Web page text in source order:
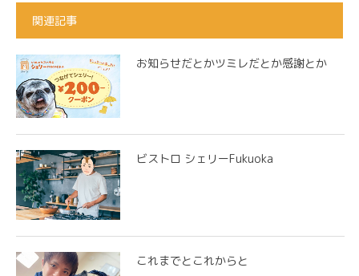
関連記事
お知らせだとかツミレだとか感謝とか
ビストロ シェリーFukuoka
これまでとこれからと